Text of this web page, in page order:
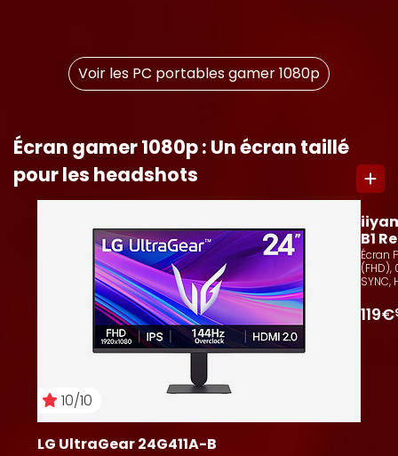
Voir les PC portables gamer 1080p
Écran gamer 1080p : Un écran taillé
pour les headshots
10/10
LG UltraGear 24G411A-B
B1
Écran PC 23.8",
119€